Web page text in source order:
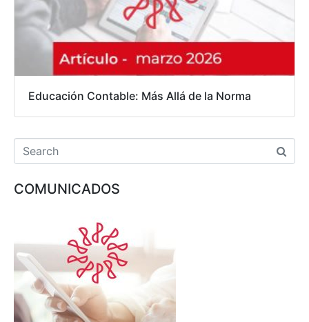
Educación Contable: Más Allá de la Norma
COMUNICADOS